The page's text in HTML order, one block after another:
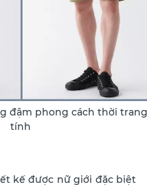
đậm phong cách thời
tính
kế được nữ giới đặc biệt